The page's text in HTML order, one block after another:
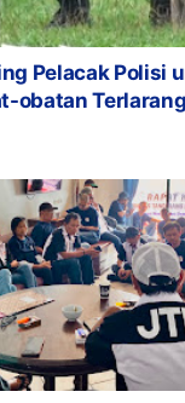
Pelacak Polisi
obatan Terlarang